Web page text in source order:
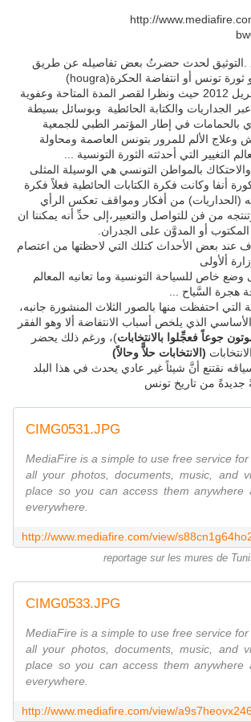
http://
التوثيق لحدث حضرتُ بعض تفاصيله عن طريق
تونس أو انتفاضة الحكرة(hougra)
كان ذلك خلال شهر أبريل 2012 حيث ونظرا لقصر المدة المتاحة وعفوية
الجداريات والكتابة الحائطية وبوسائل بسيطة
بالحمامات في إطار المؤتمر الطبي للجمعية
وعلاج الألم للمرور بتونس العاصمة ومحاولة
التي أحدثته الثورة التونسية ...
بالمواطن التونسي هي الوسيلة المثلى
أنفا وكانت فكرة الكتابات الحائطية فعلاً فكرة
(الحداريات) من أفكار ومواقف تعكس الرأي
من فن للتواصل والتعبير،إلى حدِّ أنه يمكننا ان
أو المدوَّن على الجدران.
عند بعض الأحداث كتلك التي لاحظتها من اعتصام
ألأولى
خاص للسياحة التونسية وما تعانيه المعالم
هجرة السَّياح ...
التي احتفظت منها بالصور الثلاث المنشورة جانبه،
الذي يلخص أسباب الانتفاضة ألا وهو الفقر
جوعاً فعجِّلوا بالانتخابات)، ورغم ذلك يحضر
(الانتخابات حلاًّ وحالاً)
نقتنع أنَّ شيئاً غير عادي يحدث في هذا البلد
جديدةً من تاريخ تونس
CIMG0531.JPG
MediaFire is a simple to use free service
all your photos, documents, music, and
place so you can access them anywhere
everywhere.
reportage sur les mures de
CIMG0533.JPG
MediaFire is a simple to use free service
all your photos, documents, music, and
place so you can access them anywhere
everywhere.